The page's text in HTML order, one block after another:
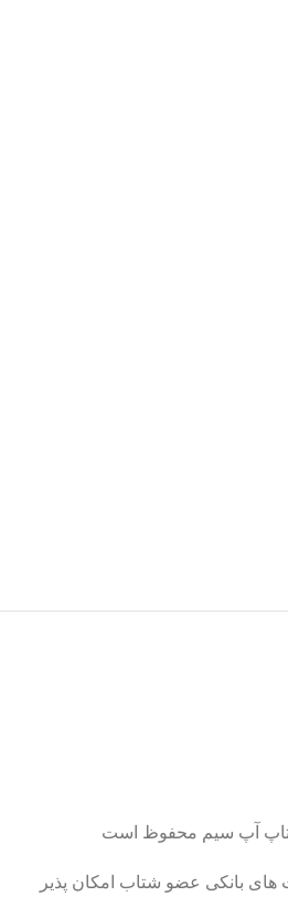
آپ سیم محفوظ است
بانکی عضو شتاب امکان پذیر